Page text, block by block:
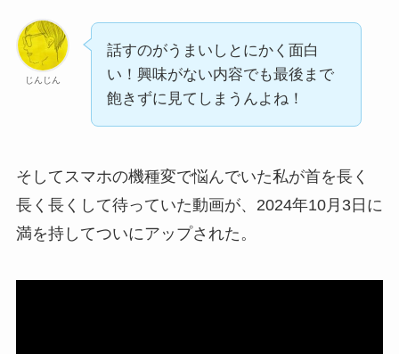
じんじん
話すのがうまいしとにかく面白
い！興味がない内容でも最後まで
飽きずに見てしまうんよね！
そしてスマホの機種変で悩んでいた私が首を長く
長く長くして待っていた動画が、2024年10月3日に
満を持してついにアップされた。